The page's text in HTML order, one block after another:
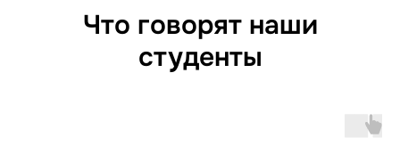
Что говорят наши
студенты